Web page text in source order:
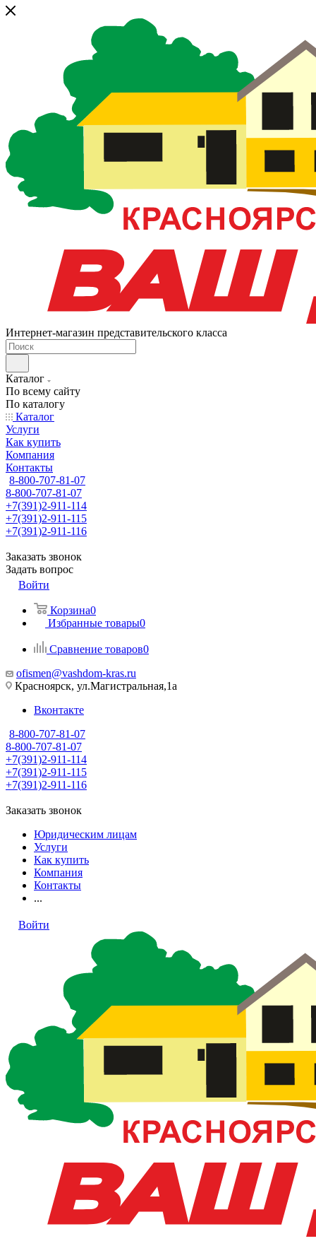
Интернет-магазин представительского класса
Каталог
По всему сайту
По каталогу
Каталог
Услуги
Как купить
Компания
Контакты
8-800-707-81-07
8-800-707-81-07
+7(391)2-911-114
+7(391)2-911-115
+7(391)2-911-116
Заказать звонок
Задать вопрос
Войти
Корзина0
Избранные товары0
Сравнение товаров0
ofismen@vashdom-kras.ru
Красноярск, ул.Магистральная,1а
Вконтакте
8-800-707-81-07
8-800-707-81-07
+7(391)2-911-114
+7(391)2-911-115
+7(391)2-911-116
Заказать звонок
Юридическим лицам
Услуги
Как купить
Компания
Контакты
...
Войти